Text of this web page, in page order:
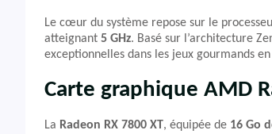
Le cœur du système repose sur le
atteignant 5 GHz. Basé sur l’architecture
exceptionnelles dans les jeux gourmands
Carte graphique AMD
La Radeon RX 7800 XT, équipée de 16 Go